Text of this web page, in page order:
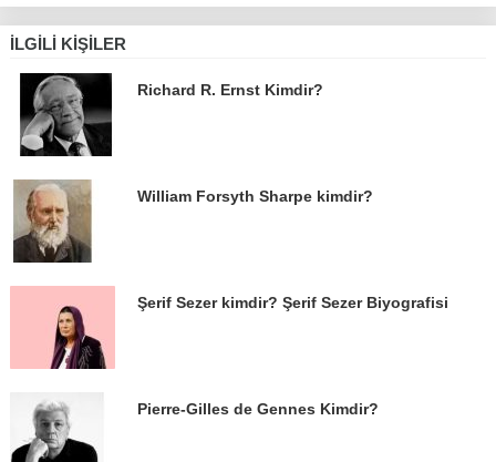
İLGILI KIŞILER
Richard R. Ernst Kimdir?
William Forsyth Sharpe kimdir?
Şerif Sezer kimdir? Şerif Sezer Biyografisi
Pierre-Gilles de Gennes Kimdir?